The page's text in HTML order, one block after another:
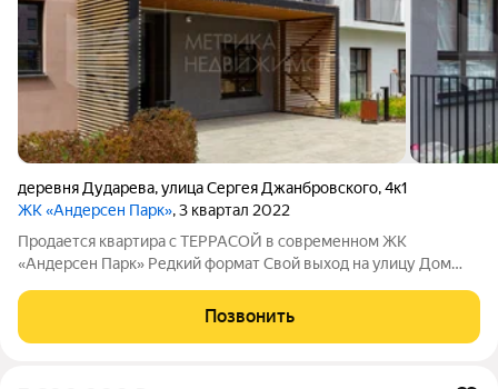
деревня Дударева,улица Сергея Джанбровского,4к1
ЖК «Андерсен Парк», 3 квартал 2022
Продается квартира с ТЕРРАСОЙ в современном ЖК
«Андерсен Парк» Редкий формат Свой выход на улицу Дом
прямым выходом из квартиры Обустройте приватную зону
для шашлыков, воскресных завтраков
Позвонить